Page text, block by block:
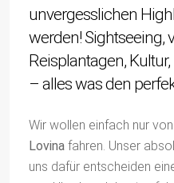
unvergesslichen
werden! Sightseeing,
Reisplantagen,
– alles was den
Wir wollen einfach nur von
Lovina fahren. Unser
uns dafür entscheiden